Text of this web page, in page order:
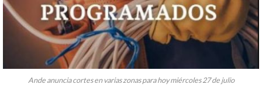
Ande anuncia cortes en varias zonas para hoy miércoles 27 de julio